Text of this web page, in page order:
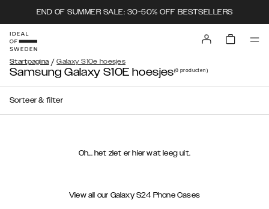
END OF SUMMER SALE: 30-50% OFF BESTSELLERS
Startpagina / Galaxy S10e hoesjes
Samsung Galaxy S10E hoesjes(0producten)
Sorteer & filter
Oh... het ziet er hier wat leeg uit.
View all our Galaxy S24 Phone Cases